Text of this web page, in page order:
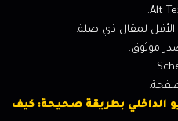
الأقل لمقال ذي صلة.
موثوق.
الداخلي بطريقة صحيحة: كيف